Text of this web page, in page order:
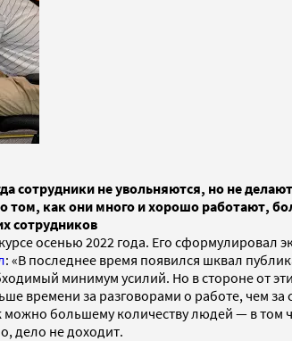
не увольняются, но не делают
как они много и хорошо работают,
сотрудников
осенью 2022 года. Его сформулировал
: «В последнее время появился шквал
минимум усилий. Но в стороне от
времени за разговорами о работе, чем
большему количеству людей — в том
дело не доходит.